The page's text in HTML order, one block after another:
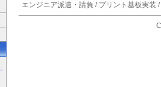
エンジニア派遣・請負 / プリント基板実装 /